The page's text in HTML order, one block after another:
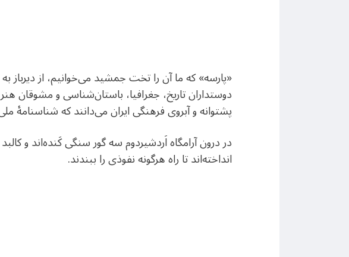
«پارسه» که ما آن را تخت جمشید می‌خوانیم، از دیرباز
دوستداران تاریخ، جغرافیا، باستان‌شناسی و مشوقان
پشتوانه و آبروی فرهنگی ایران می‌دانند که شناسنامۀ
در درون آرامگاه اَردشیردوم سه گور سنگی کَنده‌اند و
انداخته‌اند تا راه هرگونه نفوذی را ببندند.